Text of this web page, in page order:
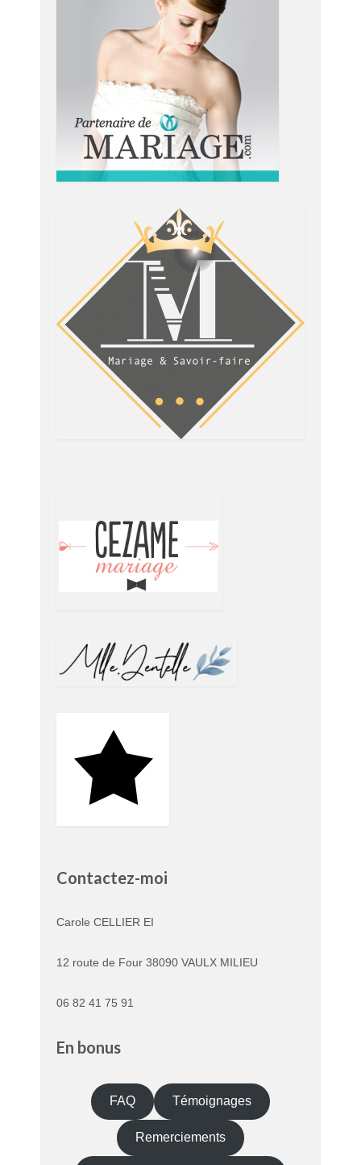
Contactez-moi
Carole CELLIER EI
12 route de Four 38090 VAULX MILIEU
06 82 41 75 91
En bonus
FAQ Témoignages
Remerciements